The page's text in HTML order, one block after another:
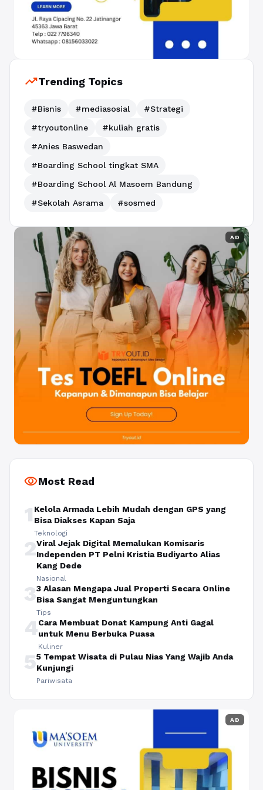
trending_upTrending Topics
#Bisnis #mediasosial
#Strategi
#tryoutonline
#kuliah gratis
#Anies Baswedan
#Boarding School tingkat SMA
#Boarding School Al Masoem Bandung
#Sekolah Asrama
#sosmed
AD
visibilityMost Read
1 Kelola Armada Lebih Mudah dengan GPS yang
Bisa Diakses Kapan Saja
Teknologi
2Viral Jejak Digital Memalukan Komisaris
Independen PT Pelni Kristia Budiyarto Alias
Kang Dede
Nasional
33 Alasan Mengapa Jual Properti Secara Online
Bisa Sangat Menguntungkan
Tips
4Cara Membuat Donat Kampung Anti Gagal
untuk Menu Berbuka Puasa
Kuliner
55 Tempat Wisata di Pulau Nias Yang Wajib Anda
Kunjungi
Pariwisata
AD